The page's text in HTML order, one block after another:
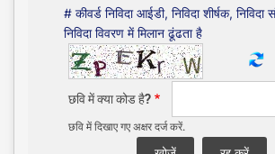
# कीवर्ड निविदा आईडी, निविदा शीर्षक,
निविदा विवरण में मिलान ढूंढता है
छवि में क्या कोड है?
छवि में दिखाए गए अक्षर दर्ज करें.